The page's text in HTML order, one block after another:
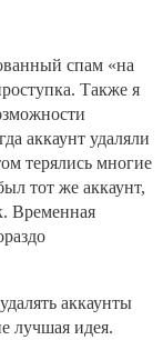
спам «на
Также я
аккаунт удаляли
терялись многие
тот же аккаунт,
Временная
аккаунты
лучшая идея.